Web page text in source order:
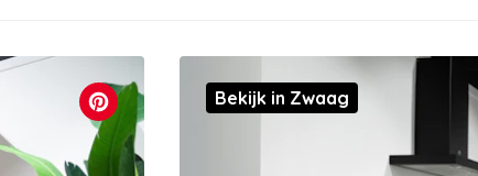
Bekijk in Zwaag